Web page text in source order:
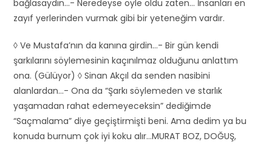
bağlasaydın…- Neredeyse öyle oldu zaten… İnsanları en
zayıf yerlerinden vurmak gibi bir yeteneğim vardır.
◊ Ve Mustafa’nın da kanına girdin…- Bir gün kendi
şarkılarını söylemesinin kaçınılmaz olduğunu anlattım
ona. (Gülüyor) ◊ Sinan Akçıl da senden nasibini
alanlardan…- Ona da “Şarkı söylemeden ve starlık
yaşamadan rahat edemeyeceksin” dediğimde
“Saçmalama” diye geçiştirmişti beni. Ama dedim ya bu
konuda burnum çok iyi koku alır…MURAT BOZ, DOĞUŞ,